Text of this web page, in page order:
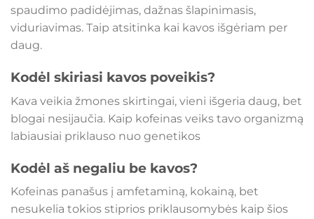
spaudimo padidėjimas, dažnas šlapinimasis,
viduriavimas. Taip atsitinka kai kavos išgėriam per
daug.
Kodėl skiriasi kavos poveikis?
Kava veikia žmones skirtingai, vieni išgeria daug, bet
blogai nesijaučia. Kaip kofeinas veiks tavo organizmą
labiausiai priklauso nuo genetikos
Kodėl aš negaliu be kavos?
Kofeinas panašus į amfetaminą, kokainą, bet
nesukelia tokios stiprios priklausomybės kaip šios